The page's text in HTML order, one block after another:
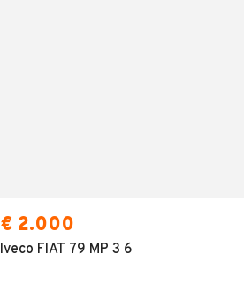
€ 2.000
Iveco FIAT 79 MP 3 6